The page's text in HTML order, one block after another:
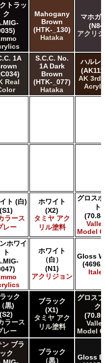
Acrylics
Air
Color
Gold
Color
Color
Air
Color
Aces
Acrylic
Enamel
Color Acrylic
Enamel
Testors Model Master
Testors Model Master
カラー
(フラット)
プレー
/サーフェイサー/プライマー
トラッ
ク
Mahogany
Brown
(HTK-_130)
Hataka
マホガ
アクリ
1A
Real
S.C.C. No.
1A Dark
Brown
(HTK-_077)
Hataka
ハルレ
AK 3rd
ト (白)
(S1)
ラース
レー
ホワイト
(X2)
タミヤ アク
リル塗料
グロス
ト
Model
ホワイ
ト
ホワイト
（白）
(N1)
アクリジョン
Gloss
ック
（黒)
(S2)
ラース
レー
ブラック
(X1)
タミヤ アク
リル塗料
グロス
ク
Model
ン ブラ
ック
ブラック
（黒）
Gloss